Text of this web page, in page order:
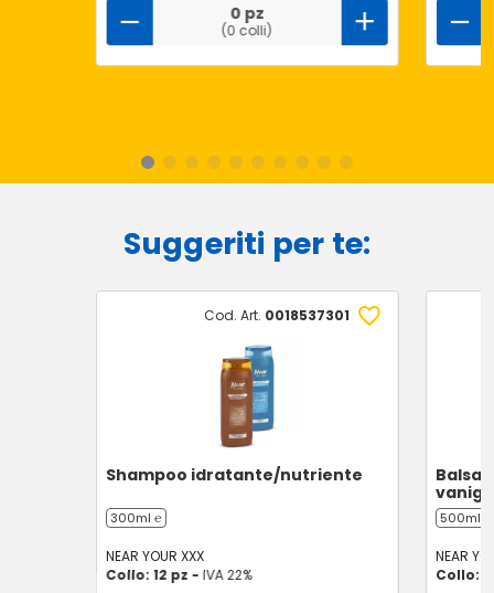
0 pz
(0 colli)
Suggeriti per te:
Cod. Art. 0018537301
Shampoo idratante/nutriente
300ml ℮
NEAR YOUR XXX
Collo: 12 pz - IVA 22%
500ml ℮
NEAR
Collo: